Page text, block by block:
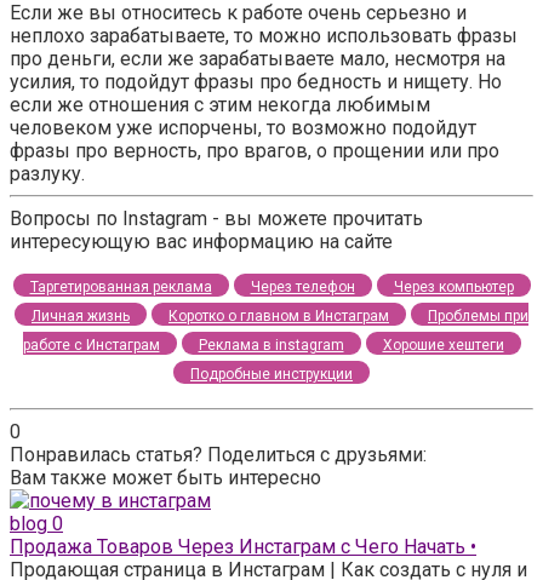
Если же вы относитесь к работе очень серьезно и
неплохо зарабатываете, то можно использовать фразы
про деньги, если же зарабатываете мало, несмотря на
усилия, то подойдут фразы про бедность и нищету. Но
если же отношения с этим некогда любимым
человеком уже испорчены, то возможно подойдут
фразы про верность, про врагов, о прощении или про
разлуку.
Вопросы по Instagram - вы можете прочитать
интересующую вас информацию на сайте
Таргетированная реклама Через телефон
Через компьютер
Личная жизнь
Коротко о главном в Инстаграм
Проблемы при
работе с Инстаграм
Реклама в instagram
Хорошие хештеги
Подробные инструкции
0
Понравилась статья? Поделиться с друзьями:
Вам также может быть интересно
blog 0
Продажа Товаров Через Инстаграм с Чего Начать •
Продающая страница в Инстаграм | Как создать с нуля и